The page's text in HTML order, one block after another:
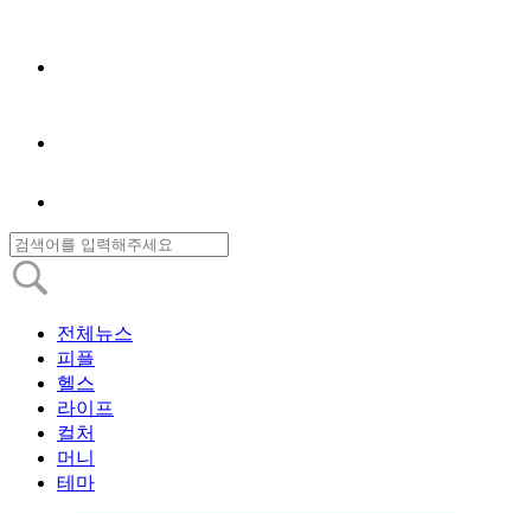
전체뉴스
피플
헬스
라이프
컬처
머니
테마